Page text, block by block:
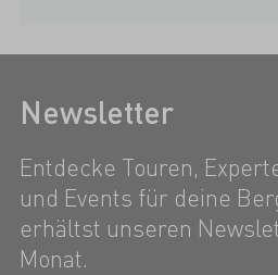
Newsletter
Entdecke Touren,
und Events für deine
erhältst unseren
Monat.